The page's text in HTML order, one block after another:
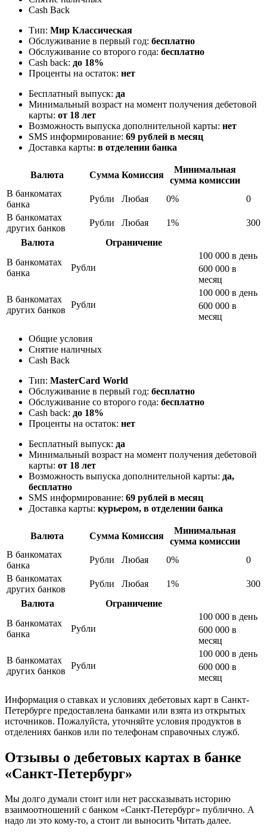
Cash Back
Тип: Мир Классическая
Обслуживание в первый год: бесплатно
Обслуживание со второго года: бесплатно
Cash back: до 18%
Проценты на остаток: нет
Бесплатный выпуск: да
Минимальный возраст на момент получения дебетовой
карты: от 18 лет
Возможность выпуска дополнительной карты: нет
SMS информирование: 69 рублей в месяц
Доставка карты: в отделении банка
Валюта Сумма Комиссия
Минимальная
сумма комиссии
В банкоматах
банка
Рубли Любая 0%
0
В банкоматах
других банков
Рубли Любая 1%
300
Валюта
Ограничение
В банкоматах
банка
Рубли
100 000 в день
600 000 в
месяц
В банкоматах
других банков
Рубли
100 000 в день
600 000 в
месяц
Общие условия
Снятие наличных
Cash Back
Тип: MasterСard World
Обслуживание в первый год: бесплатно
Обслуживание со второго года: бесплатно
Cash back: до 18%
Проценты на остаток: нет
Бесплатный выпуск: да
Минимальный возраст на момент получения дебетовой
карты: от 18 лет
Возможность выпуска дополнительной карты: да,
бесплатно
SMS информирование: 69 рублей в месяц
Доставка карты: курьером, в отделении банка
Валюта Сумма Комиссия
Минимальная
сумма комиссии
В банкоматах
банка
Рубли Любая 0%
0
В банкоматах
других банков
Рубли Любая 1%
300
Валюта
Ограничение
В банкоматах
банка
Рубли
100 000 в день
600 000 в
месяц
В банкоматах
других банков
Рубли
100 000 в день
600 000 в
месяц
Информация о ставках и условиях дебетовых карт в Санкт-
Петербурге предоставлена банками или взята из открытых
источников. Пожалуйста, уточняйте условия продуктов в
отделениях банков или по телефонам справочных служб.
Отзывы о дебетовых картах в банке
«Санкт-Петербург»
Мы долго думали стоит или нет рассказывать историю
взаимоотношений с банком «Санкт-Петербург» публично. А
надо ли это кому-то, а стоит ли выносить Читать далее.